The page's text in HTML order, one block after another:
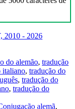
2010 - 2026
do alemão, tradução
italiano, tradução do
, tradução do
, tradução do
alemã,